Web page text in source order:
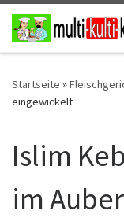
Zum Inhalt springen
Startseite »
eingewickelt
Islim
im